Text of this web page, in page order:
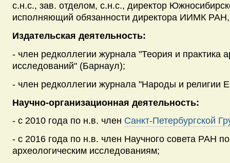
с.н.с., зав. отделом, с.н.с., директор
исполняющий обязанности директора ИИМК
Издательская деятельность:
- член редколлегии журнала "Теория и практика
исследований" (Барнаул);
- член редколлегии журнала "Народы и религии
Научно-организационная деятельность:
- с 2010 года по н.в. член Санкт-Петербургской
- c 2016 года по н.в. член Научного совета РАН
археологическим исследованиям;